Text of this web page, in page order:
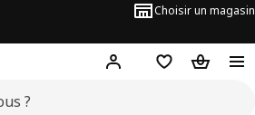
Choisir un magasin
Hej ! Connectez-vous
FavorisPanier